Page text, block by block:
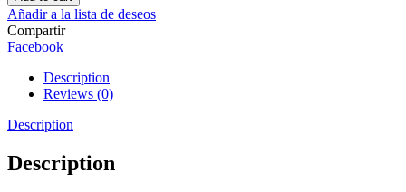
quantity
Añadir a la lista de deseos
Compartir
Facebook
Description
Reviews (0)
Description
Description